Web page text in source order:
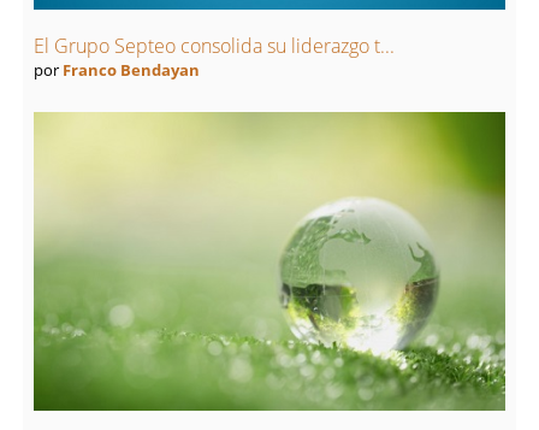
El Grupo Septeo consolida su liderazgo t...
por Franco Bendayan